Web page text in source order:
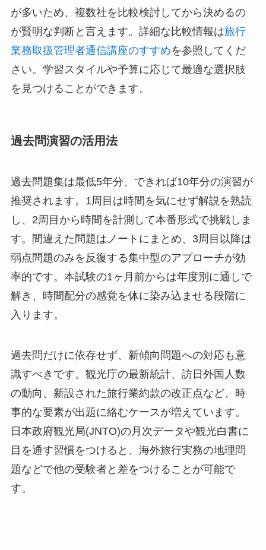
が多いため、複数社を比較検討してから決めるの
が賢明な判断と言えます。詳細な比較情報は旅行
業務取扱管理者通信講座のすすめを参照してくだ
さい。学習スタイルや予算に応じて最適な選択肢
を見つけることができます。
過去問演習の活用法
過去問題集は最低5年分、できれば10年分の演習が
推奨されます。1周目は時間を気にせず解説を熟読
し、2周目から時間を計測して本番形式で挑戦しま
す。間違えた問題はノートにまとめ、3周目以降は
弱点問題のみを反復する集中型のアプローチが効
率的です。本試験の1ヶ月前からは年度別に通しで
解き、時間配分の感覚を体に染み込ませる段階に
入ります。
過去問だけに依存せず、新傾向問題への対応も意
識すべきです。観光庁の最新統計、訪日外国人数
の動向、新設された旅行業約款の改正点など、時
事的な要素が出題に絡むケースが増えています。
日本政府観光局(JNTO)の月次データや観光白書に
目を通す習慣をつけると、海外旅行実務の地理問
題などで他の受験者と差をつけることが可能で
す。